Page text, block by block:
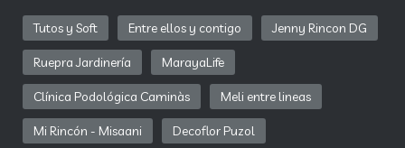
Tutos y Soft Entre ellos y contigo Jenny Rincon DG
Ruepra Jardinería MarayaLife
Clínica Podológica Caminàs Meli entre lineas
Mi Rincón - Misaani Decoflor Puzol